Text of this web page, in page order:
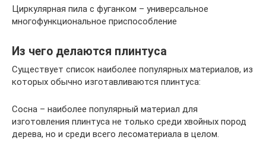
Циркулярная пила с фуганком – универсальное
многофункциональное приспособление
Из чего делаются плинтуса
Существует список наиболее популярных материалов, из
которых обычно изготавливаются плинтуса:
Сосна – наиболее популярный материал для
изготовления плинтуса не только среди хвойных пород
дерева, но и среди всего лесоматериала в целом.